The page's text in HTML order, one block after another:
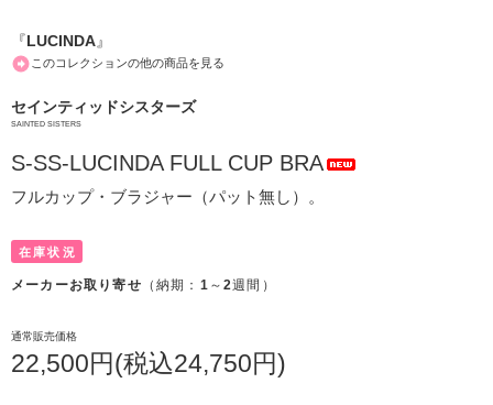
『LUCINDA』
このコレクションの他の商品を見る
セインティッドシスターズ
SAINTED SISTERS
S-SS-LUCINDA FULL CUP BRA
フルカップ・ブラジャー（パット無し）。
在庫状況
メーカーお取り寄せ （納期： 1 ～2週間）
通常販売価格
22,500円(税込24,750円)